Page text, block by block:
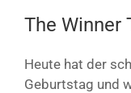
The Winner
Heute hat der
Geburtstag und